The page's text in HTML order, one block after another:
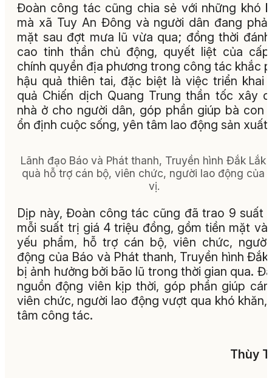
Đoàn công tác cũng chia sẻ với những khó
mà xã Tuy An Đông và người dân đang
mặt sau đợt mưa lũ vừa qua; đồng thời
cao tinh thần chủ động, quyết liệt của
chính quyền địa phương trong công tác khắc
hậu quả thiên tai, đặc biệt là việc triển khai
quả Chiến dịch Quang Trung thần tốc xây
nhà ở cho người dân, góp phần giúp bà con
ổn định cuộc sống, yên tâm lao động sản xuất.
Lãnh đạo Báo và Phát thanh, Truyền hình Đắk Lắk
quà hỗ trợ cán bộ, viên chức, người lao động của
vị.
Dịp này, Đoàn công tác cũng đã trao 9 suất
mỗi suất trị giá 4 triệu đồng, gồm tiền mặt và
yếu phẩm, hỗ trợ cán bộ, viên chức,
động của Báo và Phát thanh, Truyền hình Đắk
bị ảnh hưởng bởi bão lũ trong thời gian qua.
nguồn động viên kịp thời, góp phần giúp
viên chức, người lao động vượt qua khó khăn,
tâm công tác.
Thùy